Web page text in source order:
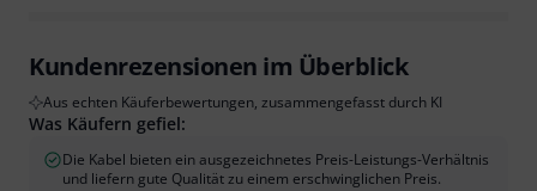
Kundenrezensionen im Überblick
Aus echten Käuferbewertungen, zusammengefasst durch KI
Was Käufern gefiel:
Die Kabel bieten ein ausgezeichnetes Preis-Leistungs-Verhältnis
und liefern gute Qualität zu einem erschwinglichen Preis.